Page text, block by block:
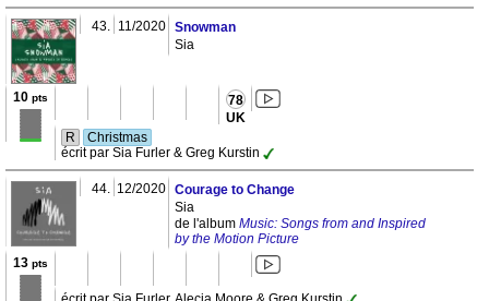
43. 11/2020
Snowman
Sia
10 pts 78
UK
R
Christmas
écrit par Sia Furler & Greg Kurstin
44. 12/2020 Courage to Change
Sia
de l'album Music: Songs from and Inspired
by the Motion Picture
13 pts